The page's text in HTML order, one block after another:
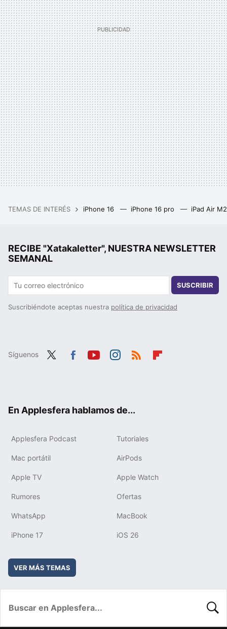
TEMAS DE INTERÉS iPhone 16 iPhone 16 pro iPad Air
RECIBE "Xatakaletter", NUESTRA NEWSLETTER
SEMANAL
SUSCRIBIR
Suscribiéndote aceptas nuestra política de privacidad
Síguenos
En Applesfera hablamos de...
Applesfera Podcast Tutoriales
Mac portátil AirPods
Apple TV Apple Watch
Rumores Ofertas
WhatsApp MacBook
iPhone 17 iOS 26
VER MÁS TEMAS